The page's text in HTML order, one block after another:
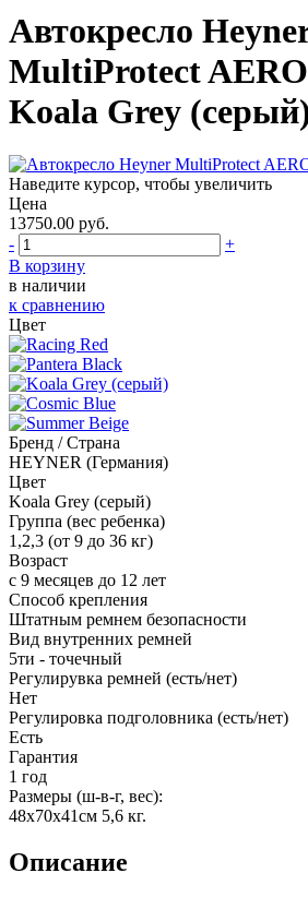
Автокресло
MultiProtect
Koala Grey
Наведите курсор, чтобы увеличить
Цена
13750.00 руб.
-
+
В корзину
в наличии
к сравнению
Цвет
Бренд / Страна
HEYNER (Германия)
Цвет
Koala Grey (серый)
Группа (вес ребенка)
1,2,3 (от 9 до 36 кг)
Возраст
с 9 месяцев до 12 лет
Способ крепления
Штатным ремнем безопасности
Вид внутренних ремней
5ти - точечный
Регулирувка ремней (есть/нет)
Нет
Регулировка подголовника (есть/нет)
Есть
Гарантия
1 год
Размеры (ш-в-г, вес):
48х70x41см 5,6 кг.
Описание